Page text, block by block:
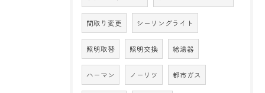
間取り変更 シーリングライト
照明取替 照明交換 給湯器
ハーマン ノーリツ 都市ガス